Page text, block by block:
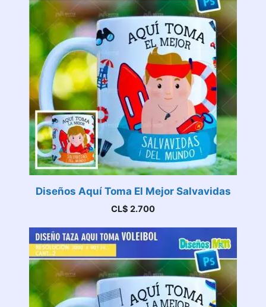
Diseños Aquí Toma El Mejor Salvavidas
CL$ 2.700